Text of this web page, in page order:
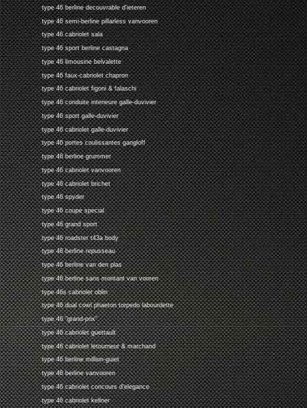
type 46 berline decouvrable d'ieteren
type 46 semi-berline pillarless vanvooren
type 46 cabriolet sala
type 46 sport berline castagna
type 46 limousine belvalette
type 46 faux-cabriolet chapron
type 46 cabriolet figoni & falaschi
type 46 conduite interieure galle-duvivier
type 46 sport galle-duvivier
type 46 cabriolet galle-duvivier
type 46 portes coulissantes gangloff
type 46 berline grummer
type 46 cabriolet vanvooren
type 46 cabriolet brichet
type 46 spyder
type 46 coupe special
type 46 grand sport
type 46 roadster t43a body
type 46 berline repusseau
type 46 berline van den plas
type 46 berline sans montant van vooren
type 46s cabriolet oblin
type 46 dual cowl phaeton torpedo labourdette
type 46 "grand-prix"
type 46 cabriolet guettault
type 46 cabriolet letourneur & marchand
type 46 berline million-guiet
type 46 berline vanvooren
type 46 cabriolet concours d'elegance
type 46 cabriolet kellner